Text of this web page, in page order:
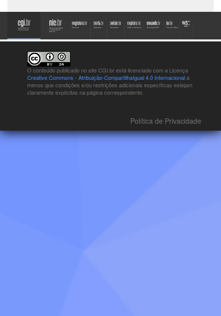
O conteúdo publicado no site CGI.br está licenciado com a Licença
Creative Commons - Atribuição-CompartilhaIgual 4.0 Internacionala
menos que condições e/ou restrições adicionais específicas estejam
claramente explícitas na página correspondente.
Política de Privacidade